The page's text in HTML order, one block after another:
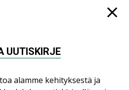
UUTISET
UUTISKIRJE
alamme kehityksestä ja